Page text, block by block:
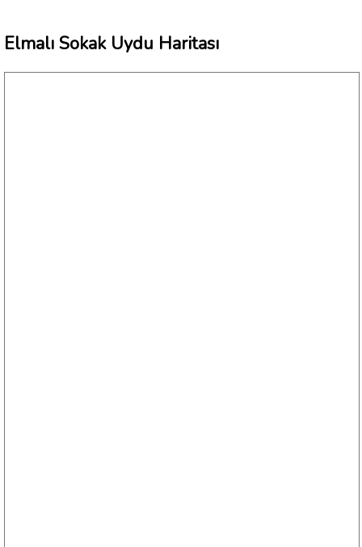
Elmalı Sokak Uydu Haritası